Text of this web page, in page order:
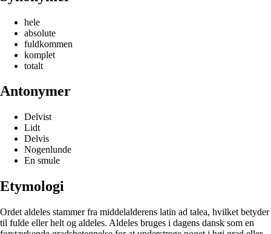
hele
absolute
fuldkommen
komplet
totalt
Antonymer
Delvist
Lidt
Delvis
Nogenlunde
En smule
Etymologi
Ordet aldeles stammer fra middelalderens latin ad talea, hvilket betyder
til fulde eller helt og aldeles. Aldeles bruges i dagens dansk som en